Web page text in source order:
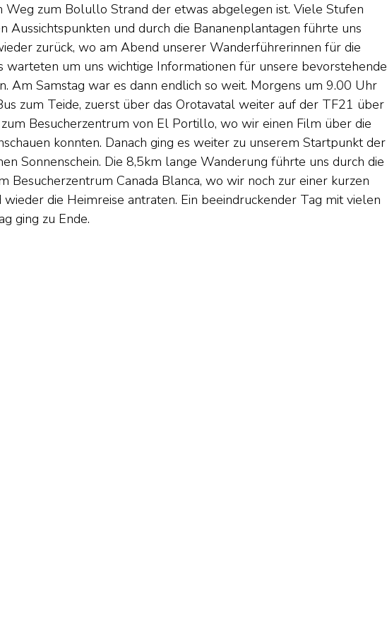
zum Bolullo Strand der etwas abgelegen ist. Viele Stufen
Aussichtspunkten und durch die Bananenplantagen führte uns
zurück, wo am Abend unserer Wanderführerinnen für die
warteten um uns wichtige Informationen für unsere bevorstehende
Am Samstag war es dann endlich so weit. Morgens um 9.00 Uhr
zum Teide, zuerst über das Orotavatal weiter auf der TF21 über
Besucherzentrum von El Portillo, wo wir einen Film über die
konnten. Danach ging es weiter zu unserem Startpunkt der
Sonnenschein. Die 8,5km lange Wanderung führte uns durch die
Besucherzentrum Canada Blanca, wo wir noch zur einer kurzen
die Heimreise antraten. Ein beeindruckender Tag mit vielen
ging zu Ende.